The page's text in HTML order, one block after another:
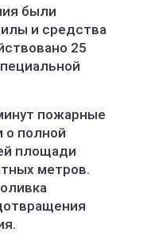
были
и средства
25
пожарные
о полной
площади
метров.